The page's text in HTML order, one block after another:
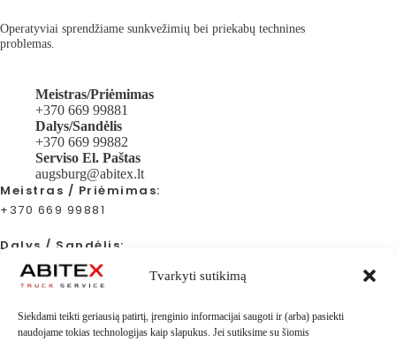
Tvarkyti sutikimą
Siekdami teikti geriausią patirtį, įrenginio informacijai saugoti ir (arba) pasiekti
naudojame tokias technologijas kaip slapukus. Jei sutiksime su šiomis
Operatyviai sprendžiame sunkvežimių bei priekabų technines
problemas.
Meistras/Priėmimas
+370 669 99881
Dalys/Sandėlis
+370 669 99882
Serviso El. Paštas
augsburg@abitex.lt
Meistras / Priėmimas:
+370 669 99881
Dalys / Sandėlis:
+370 669 99882
augsburg@abitex.lt